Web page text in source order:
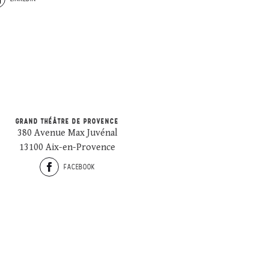
GRAND THÉÂTRE DE PROVENCE
380 Avenue Max Juvénal
13100 Aix-en-Provence
FACEBOOK